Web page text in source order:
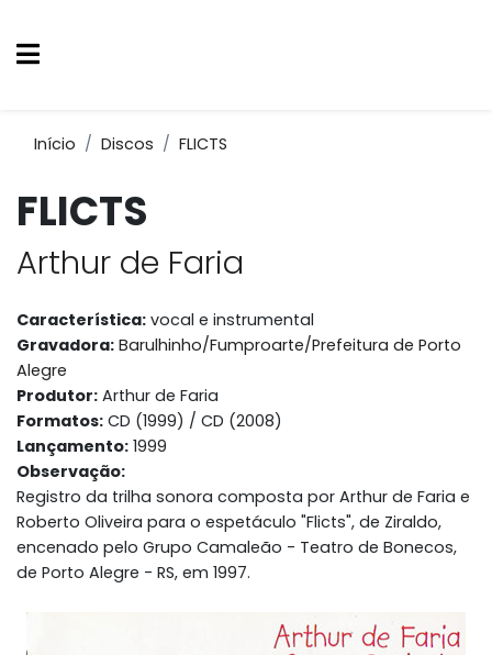
Início Discos FLICTS
FLICTS
Arthur de Faria
Característica: vocal e instrumental
Gravadora: Barulhinho/Fumproarte/Prefeitura de Porto
Alegre
Produtor: Arthur de Faria
Formatos: CD (1999) / CD (2008)
Lançamento: 1999
Observação:
Registro da trilha sonora composta por Arthur de Faria e
Roberto Oliveira para o espetáculo "Flicts", de Ziraldo,
encenado pelo Grupo Camaleão - Teatro de Bonecos,
de Porto Alegre - RS, em 1997.